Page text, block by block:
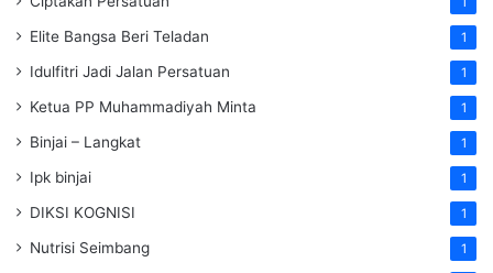
Elite Bangsa Beri Teladan 1
Idulfitri Jadi Jalan Persatuan 1
Ketua PP Muhammadiyah Minta 1
Binjai – Langkat 1
Ipk binjai 1
DIKSI KOGNISI 1
Nutrisi Seimbang 1